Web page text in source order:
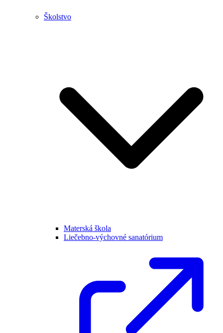
Školstvo
Materská škola
Liečebno-výchovné sanatórium